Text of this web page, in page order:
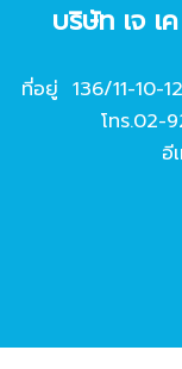
บริษัท เจ
ที่อยู่ 136/11-10-
โทร.02-
อี